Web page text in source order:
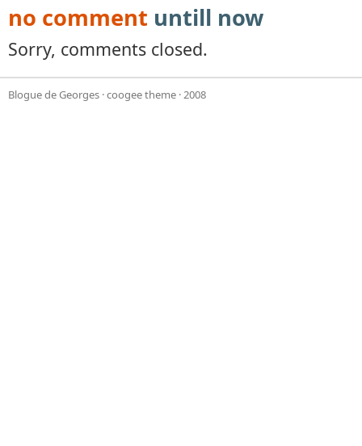
no comment untill now
Sorry, comments closed.
Blogue de Georges ·coogee theme · 2008